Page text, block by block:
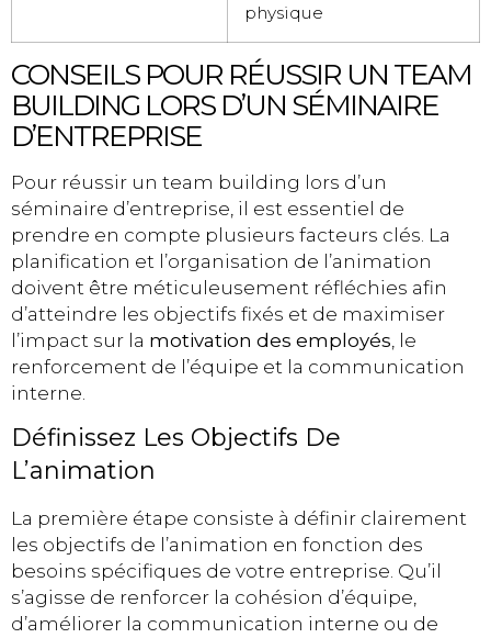
physique
CONSEILS POUR RÉUSSIR UN TEAM
BUILDING LORS D’UN SÉMINAIRE
D’ENTREPRISE
Pour réussir un team building lors d’un
séminaire d’entreprise, il est essentiel de
prendre en compte plusieurs facteurs clés. La
planification et l’organisation de l’animation
doivent être méticuleusement réfléchies afin
d’atteindre les objectifs fixés et de maximiser
l’impact sur la motivation des employés , le
renforcement de l’équipe et la communication
interne.
Définissez Les Objectifs De
L’animation
La première étape consiste à définir clairement
les objectifs de l’animation en fonction des
besoins spécifiques de votre entreprise. Qu’il
s’agisse de renforcer la cohésion d’équipe,
d’améliorer la communication interne ou de